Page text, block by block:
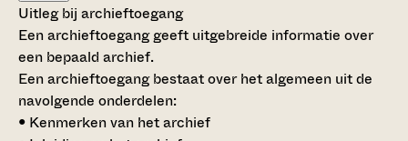
Uitleg bij archieftoegang
Een archieftoegang geeft uitgebreide informatie over
een bepaald archief.
Een archieftoegang bestaat over het algemeen uit de
navolgende onderdelen:
• Kenmerken van het archief